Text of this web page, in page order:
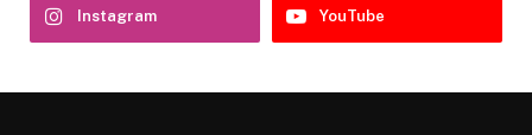
Instagram YouTube